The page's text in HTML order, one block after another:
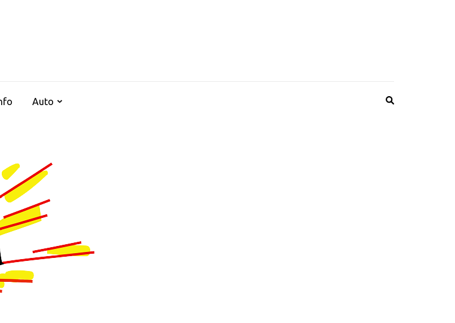
Auto